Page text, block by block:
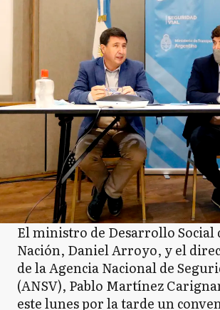
El ministro de Desarrollo Social
Nación, Daniel Arroyo, y el
de la Agencia Nacional de
(ANSV), Pablo Martínez
este lunes por la tarde un